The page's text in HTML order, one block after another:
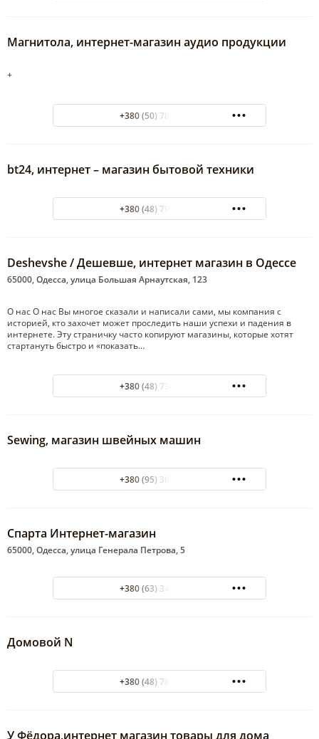
Магнитола, интернет-магазин аудио продукции
+
+380 (50) 789-28-92
bt24, интернет – магазин бытовой техники
+380 (48) 794-22-71
Deshevshe / Дешевше, интернет магазин в Одессе
65000, Одесса, улица Большая Арнаутская, 123
О нас О нас Вы многое сказали и написали сами, мы компания с
историей, кто захочет может проследить наши успехи и падения в
интернете. Эту страничку часто копируют магазины, которые хотят
стартануть быстро и «показать…
+380 (48) 737-88-40
Sewing, магазин швейных машин
+380 (95) 304-20-05
Спарта Интернет-магазин
65000, Одесса, улица Генерала Петрова, 5
+380 (63) 349-94-90
Домовой N
+380 (48) 787-52-58
У Фёдора,интернет магазин товары для дома